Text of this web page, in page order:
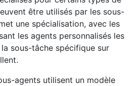
être utilisés par les sous-
une spécialisation, avec les
les agents personnalisés les
sous-tâche spécifique sur
agents utilisent un modèle